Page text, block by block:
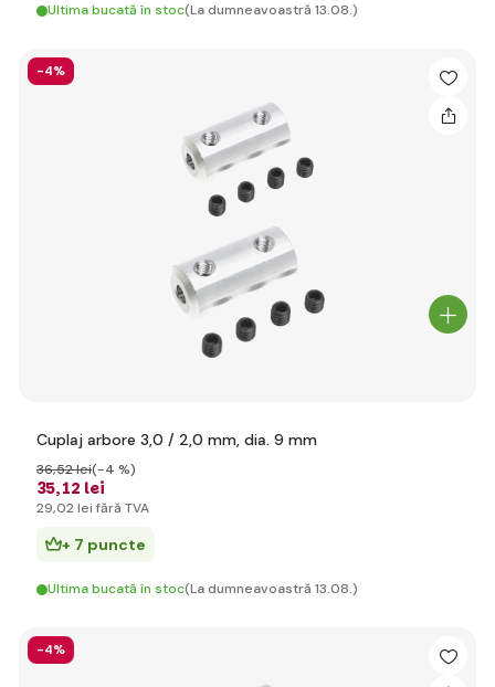
Ultima bucată în stoc(La dumneavoastră 13.08.)
-4%
Cuplaj arbore 3,0 / 2,0 mm, dia. 9 mm
35,12 lei
36,52 lei(-4 %)
29,02 lei fără TVA
+ 7 puncte
Ultima bucată în stoc(La dumneavoastră 13.08.)
-4%